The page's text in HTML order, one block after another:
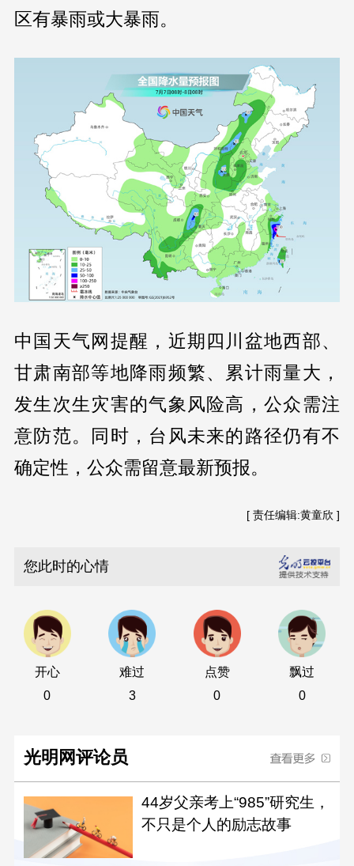
区有暴雨或大暴雨。
中国天气网提醒，近期四川盆地西部、
甘肃南部等地降雨频繁、累计雨量大，
发生次生灾害的气象风险高，公众需注
意防范。同时，台风未来的路径仍有不
确定性，公众需留意最新预报。
[ 责任编辑:黄童欣 ]
您此时的心情
开心
0
难过
3
点赞
0
飘过
0
光明网评论员
44岁父亲考上“985”研究生，
不只是个人的励志故事